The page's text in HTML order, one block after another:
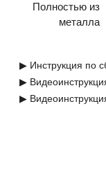
Полностью из
металла
▶ Инструкция по
▶
▶